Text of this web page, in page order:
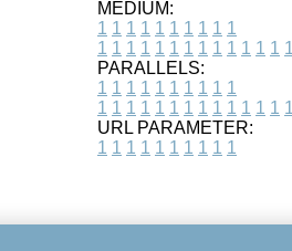
MEDIUM:
1 1 1 1 1 1 1 1 1 1
1 1 1 1 1 1 1 1 1 1 1 1 1 1
PARALLELS:
1 1 1 1 1 1 1 1 1 1
1 1 1 1 1 1 1 1 1 1 1 1 1 1
URL PARAMETER:
1 1 1 1 1 1 1 1 1 1